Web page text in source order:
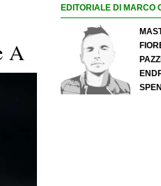
A
EDITORIALE DI MARCO